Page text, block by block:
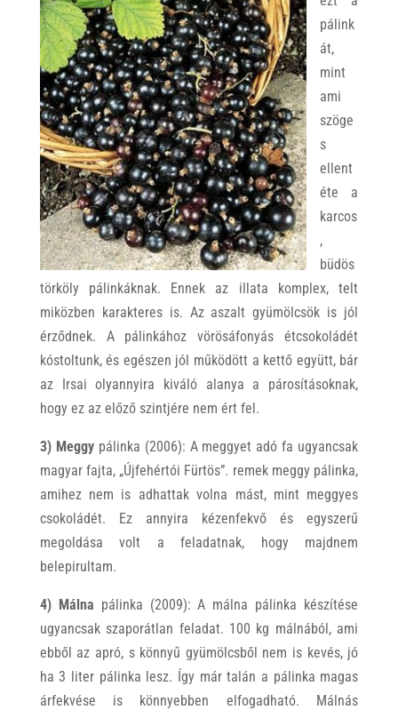
pálink
át,
mint
ami
szöge
s
ellent
éte a
karcos
,
büdös
törköly pálinkáknak. Ennek az illata komplex, telt
miközben karakteres is. Az aszalt gyümölcsök is jól
érződnek. A pálinkához vörösáfonyás étcsokoládét
kóstoltunk, és egészen jól működött a kettő együtt, bár
az Irsai olyannyira kiváló alanya a párosításoknak,
hogy ez az előző szintjére nem ért fel.
3) Meggypálinka (2006): A meggyet adó fa ugyancsak
magyar fajta, „Újfehértói Fürtös”. remek meggy pálinka,
amihez nem is adhattak volna mást, mint meggyes
csokoládét. Ez annyira kézenfekvő és egyszerű
megoldása volt a feladatnak, hogy majdnem
belepirultam.
4) Málna pálinka (2009): A málna pálinka készítése
ugyancsak szaporátlan feladat. 100 kg málnából, ami
ebből az apró, s könnyű gyümölcsből nem is kevés, jó
ha 3 liter pálinka lesz. Így már talán a pálinka magas
árfekvése is könnyebben elfogadható. Málnás